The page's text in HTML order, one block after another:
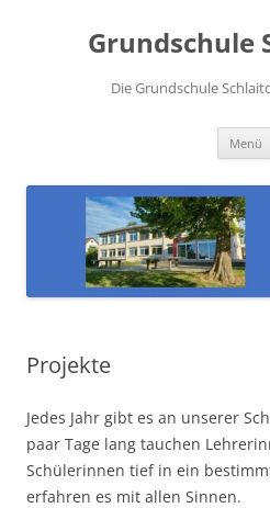
springenGrundschule
Die Grundschule
Menü
Projekte
Jedes Jahr gibt es an unserer
paar Tage lang tauchen
Schülerinnen tief in ein
erfahren es mit allen Sinnen.